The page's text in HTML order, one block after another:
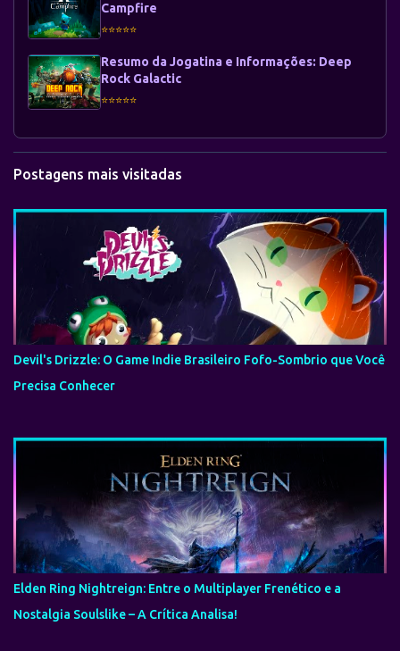
Campfire
⭐⭐⭐⭐⭐
Resumo da Jogatina e Informações: Deep
Rock Galactic
⭐⭐⭐⭐⭐
Postagens mais visitadas
Devil's Drizzle: O Game Indie Brasileiro Fofo-Sombrio que Você
Precisa Conhecer
Elden Ring Nightreign: Entre o Multiplayer Frenético e a
Nostalgia Soulslike – A Crítica Analisa!